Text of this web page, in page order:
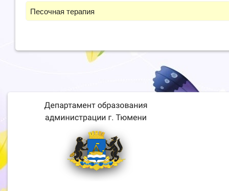
Песочная терапия